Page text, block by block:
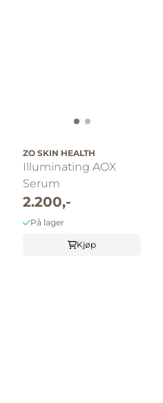
ZO SKIN HEALTH
Illuminating AOX
Serum
2.200,-
På lager
Kjøp